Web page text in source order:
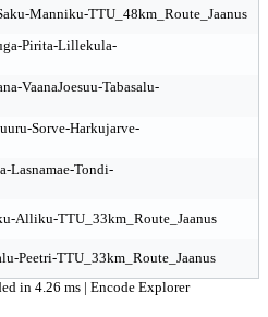
Manniku-TTU_48km_Route_Jaanus
Pirita-Lillekula-
VaanaJoesuu-Tabasalu-
Sorve-Harkujarve-
Lasnamae-Tondi-
Alliku-TTU_33km_Route_Jaanus
Peetri-TTU_33km_Route_Jaanus
in 4.26 ms | Encode Explorer